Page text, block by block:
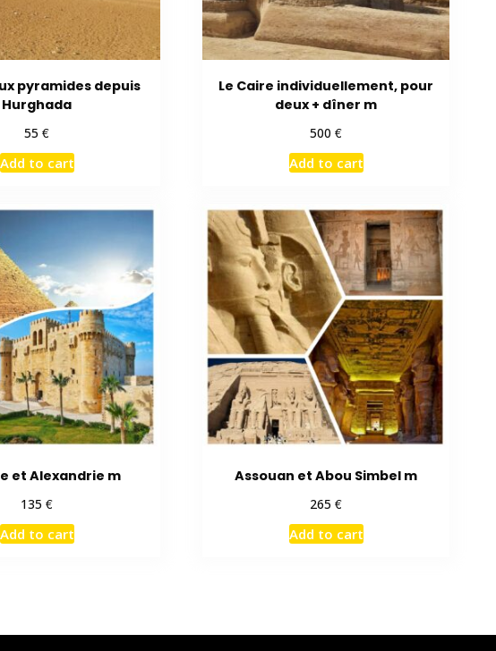
pyramides depuis
Hurghada
55€
Add to cart
Le Caire individuellement, pour
deux + dîner m
500€
Add to cart
et Alexandrie m
135€
Add to cart
Assouan et Abou Simbel m
265€
Add to cart